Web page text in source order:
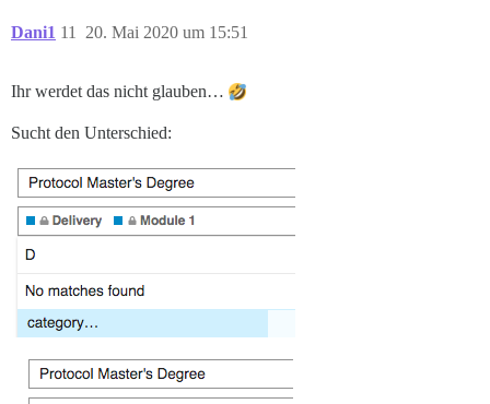
Dani1 20. Mai 2020 um 15:51
11
Ihr werdet das nicht glauben…
Sucht den Unterschied: